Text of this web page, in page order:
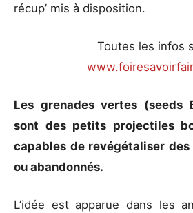
récup’ mis à disposition.
Toutes les infos
Les grenades vertes (seeds
sont des petits projectiles
capables de revégétaliser
ou abandonnés.
L’idée est apparue dans les